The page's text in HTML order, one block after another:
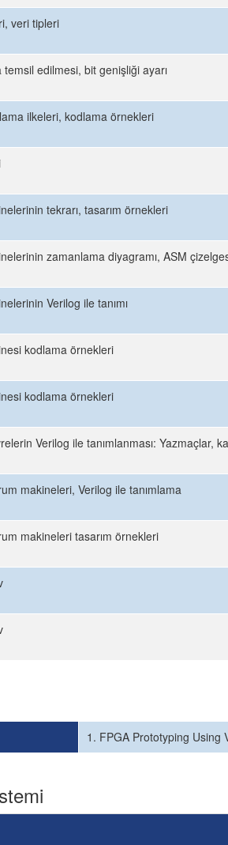
veri tipleri
temsil edilmesi, bit genişliği ayarı
ilkeleri, kodlama örnekleri
tekrarı, tasarım örnekleri
zamanlama diyagramı, ASM
Verilog ile tanımı
kodlama örnekleri
kodlama örnekleri
Verilog ile tanımlanması: Yazmaçlar,
makineleri, Verilog ile tanımlama
makineleri tasarım örnekleri
1. FPGA Prototyping Using